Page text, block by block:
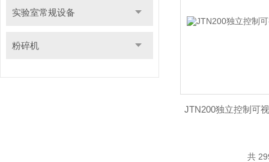
实验室常规设备
粉碎机
JTN200独立控制可
共